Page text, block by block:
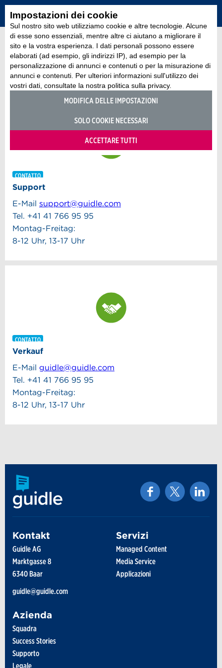
Impostazioni dei cookie
Sul nostro sito web utilizziamo cookie e altre tecnologie. Alcune
di esse sono essenziali, mentre altre ci aiutano a migliorare il
sito e la vostra esperienza. I dati personali possono essere
elaborati (ad esempio, gli indirizzi IP), ad esempio per la
personalizzazione di annunci e contenuti o per la misurazione di
annunci e contenuti. Per ulteriori informazioni sull'utilizzo dei
vostri dati, consultate la nostra politica sulla privacy.
MODIFICA DELLE IMPOSTAZIONI
SOLO COOKIE NECESSARI
ACCETTARE TUTTI